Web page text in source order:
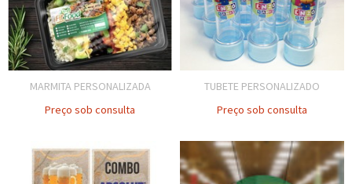
MARMITA PERSONALIZADA
Preço sob consulta
TUBETE PERSONALIZADO
Preço sob consulta